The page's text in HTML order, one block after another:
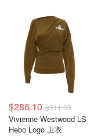
$286.10 $511.03
Vivienne Westwood LS
Hebo Logo 卫衣